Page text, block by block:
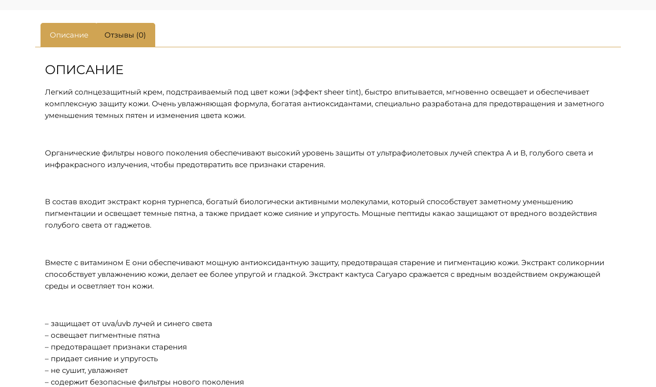
Описание Отзывы (0)
ОПИСАНИЕ
Легкий солнцезащитный крем, подстраиваемый под цвет кожи (эффект sheer tint), быстро впитывается, мгновенно освещает и обеспечивает
комплексную защиту кожи. Очень увлажняющая формула, богатая антиоксидантами, специально разработана для предотвращения и заметного
уменьшения темных пятен и изменения цвета кожи.
Органические фильтры нового поколения обеспечивают высокий уровень защиты от ультрафиолетовых лучей спектра А и В, голубого света и
инфракрасного излучения, чтобы предотвратить все признаки старения.
В состав входит экстракт корня турнепса, богатый биологически активными молекулами, который способствует заметному уменьшению
пигментации и освещает темные пятна, а также придает коже сияние и упругость. Мощные пептиды какао защищают от вредного воздействия
голубого света от гаджетов.
Вместе с витамином Е они обеспечивают мощную антиоксидантную защиту, предотвращая старение и пигментацию кожи. Экстракт соликорнии
способствует увлажнению кожи, делает ее более упругой и гладкой. Экстракт кактуса Сагуаро сражается с вредным воздействием окружающей
среды и осветляет тон кожи.
– защищает от uva/uvb лучей и синего света
– освещает пигментные пятна
– предотвращает признаки старения
– придает сияние и упругость
– не сушит, увлажняет
– содержит безопасные фильтры нового поколения